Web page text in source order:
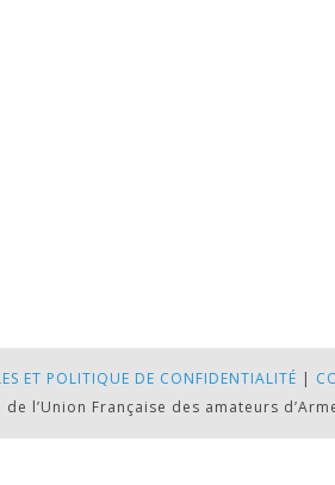
ET POLITIQUE DE CONFIDENTIALITÉ |
l’Union Française des amateurs